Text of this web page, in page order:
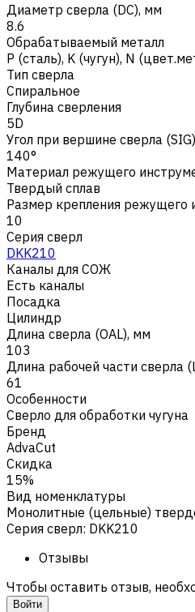
Диаметр сверла (DC), мм
8.6
Обрабатываемый металл
Р (сталь), K (чугун), N
Тип сверла
Спиральное
Глубина сверления
5D
Угол при вершине сверла (SIG)
140°
Материал режущего
Твердый сплав
Размер крепления режущего
10
Серия сверл
DKK210
Каналы для СОЖ
Есть каналы
Посадка
Цилиндр
Длина сверла (OAL), мм
103
Длина рабочей части сверла
61
Особенности
Сверло для обработки чугуна
Бренд
AdvaCut
Скидка
15%
Вид номенклатуры
Монолитные (цельные)
Серия сверл: DKK210
Отзывы
Чтобы оставить отзыв,
Войти